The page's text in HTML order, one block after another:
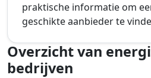
praktische informatie om
geschikte aanbieder te
Overzicht van
bedrijven